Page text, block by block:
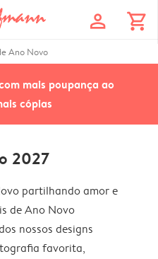
profile shopping_cart
Ano Novo
mais poupança ao
cópias
2027
partilhando amor e
de Ano Novo
nossos designs
favorita,